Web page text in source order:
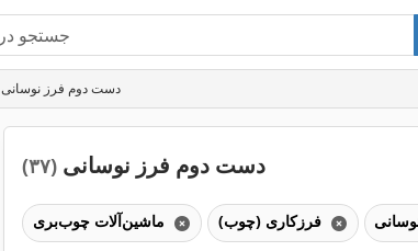
دست دوم فرز نوسانی
دست دوم فرز نوسانی (۳۷)
فرزکاری (چوب)